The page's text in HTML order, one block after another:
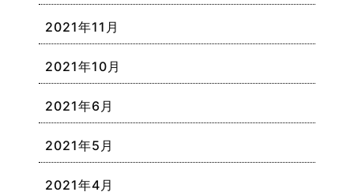
2021年11月
2021年10月
2021年6月
2021年5月
2021年4月